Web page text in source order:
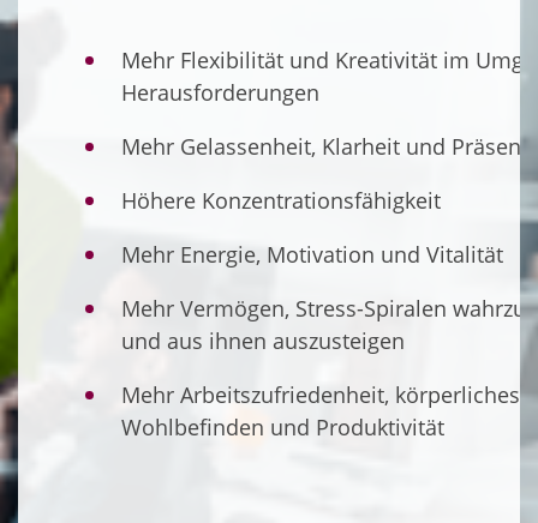
Mehr Flexibilität und Kreativität im
Herausforderungen
Mehr Gelassenheit, Klarheit und Präsenz
Höhere Konzentrationsfähigkeit
Mehr Energie, Motivation und Vitalität
Mehr Vermögen, Stress-Spiralen
und aus ihnen auszusteigen
Mehr Arbeitszufriedenheit, körperliches
Wohlbefinden und Produktivität